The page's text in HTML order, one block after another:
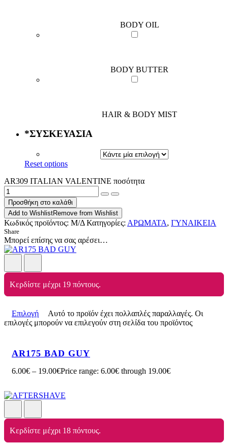
BODY OIL
BODY BUTTER
HAIR & BODY MIST
*ΣΥΣΚΕΥΑΣΙΑ
Reset options
AR309 ITALIAN VALENTINE ποσότητα
Προσθήκη στο καλάθι
Add to WishlistRemove from Wishlist
Κωδικός προϊόντος: Μ/Δ Κατηγορίες: ΑΡΩΜΑΤΑ, ΓΥΝΑΙΚΕΙΑ
Share
Μπορεί επίσης να σας αρέσει…
Κερδίστε μέχρι 19 πόντους.
Επιλογή
Αυτό το προϊόν έχει πολλαπλές παραλλαγές. Οι
επιλογές μπορούν να επιλεγούν στη σελίδα του προϊόντος
AR175 BAD GUY
6.00€ – 19.00€Price range: 6.00€ through 19.00€
Κερδίστε μέχρι 18 πόντους.